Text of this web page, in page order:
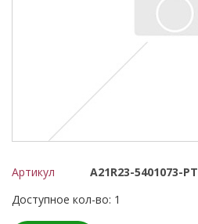
Артикул
А21R23-5401073-РТ
Доступное кол-во: 1